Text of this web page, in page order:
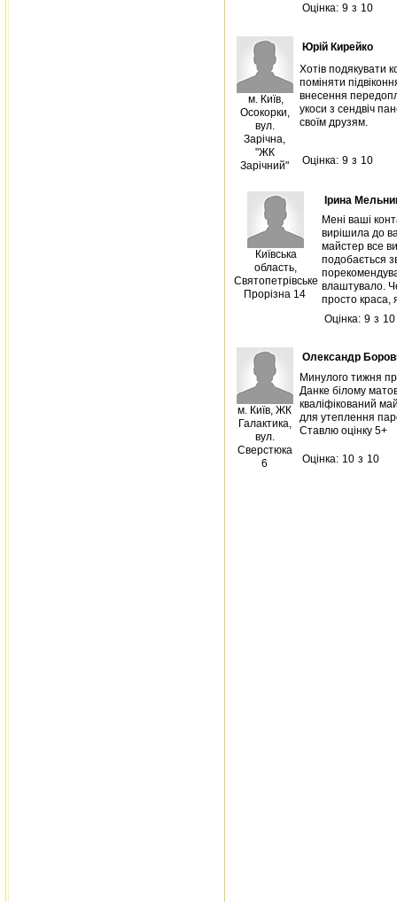
Оцінка: 9 з 10
м. Київ,
Осокорки,
вул.
Зарічна,
"ЖК
Зарічний"
Юрій Кирейко
Хотів подякувати
поміняти
внесення
укоси з сендвіч
своїм друзям.
Оцінка: 9 з 10
Київська
область,
Святопетрівське
Прорізна 14
Ірина
Мені ваші
вирішила до
майстер все
подобається
влаштувало.
просто краса,
Оцінка: 9 з 10
м. Київ, ЖК
Галактика,
вул.
Сверстюка
6
Олександр
Минулого тижня
Данке білому
кваліфікований
для утеплення
Ставлю оцінку 5+
Оцінка: 10 з 10